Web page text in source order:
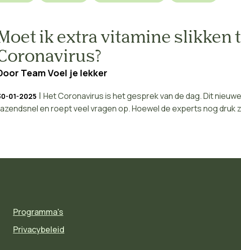
ik extra vitamine slikken
Team Voel je lekker
01-2025 | Het Coronavirus is het gesprek van de dag. Dit
en roept veel vragen op. Hoewel de experts nog druk
Programma's
Privacybeleid